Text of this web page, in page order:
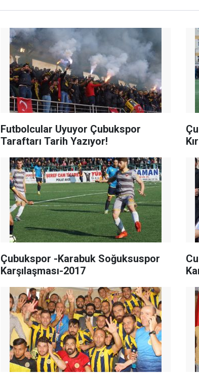
Futbolcular Uyuyor Çubukspor
Taraftarı Tarih Yazıyor!
Çubukspor -Karabuk Soğuksuspor
Karşılaşması-2017